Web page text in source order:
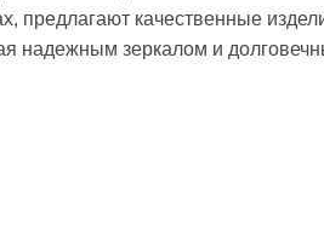
предлагают качественные
надежным зеркалом и